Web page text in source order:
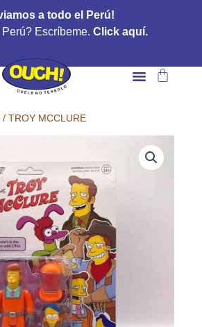
a todo el Perú!
Escríbeme. Click aquí.
Carrito
/ TROY MCCLURE